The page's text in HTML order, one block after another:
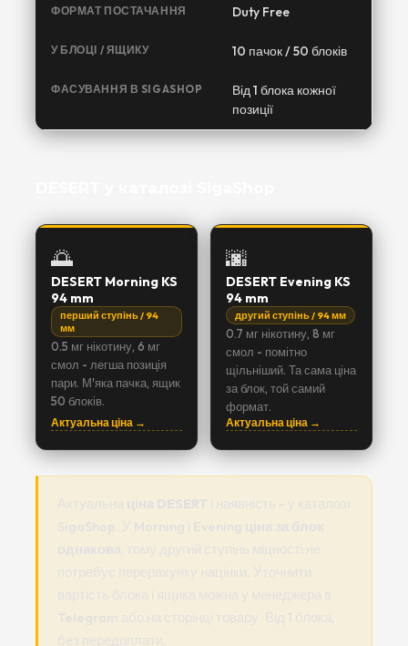
ФОРМАТ ПОСТАЧАННЯ Duty Free
У БЛОЦІ / ЯЩИКУ 10 пачок / 50 блоків
ФАСУВАННЯ В SIGASHOP
Від 1 блока кожної
позиції
🌅
DESERT Morning KS
94 mm
перший ступінь / 94
мм
0.5 мг нікотину, 6 мг
смол - легша позиція
пари. М'яка пачка, ящик
50 блоків.
Актуальна ціна →
🌆
DESERT Evening KS
94 mm
другий ступінь / 94 мм
0.7 мг нікотину, 8 мг
смол - помітно
щільніший. Та сама ціна
за блок, той самий
формат.
Актуальна ціна →